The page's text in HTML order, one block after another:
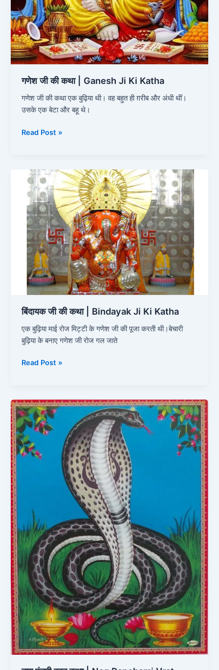
गणेश जी की कथा | Ganesh Ji Ki Katha
गणेश जी की कथा एक बुढ़िया थी। वह बहुत ही ग़रीब और अंधी थीं।
उसके एक बेटा और बहू थे।
Read Post »
बिंदायक जी की कथा | Bindayak Ji Ki Katha
एक बुढ़िया माई रोज मिट्टी के गणेश जी की पूजा करती थी।बेचारी
बुढ़िया के बनाए गणेश जी रोज गल जाते
बिंदायक
की
कथा
Bindayak
Ji
Ki
Katha
Read Post »
नाग
पंचमी
व्रत
कथा
|